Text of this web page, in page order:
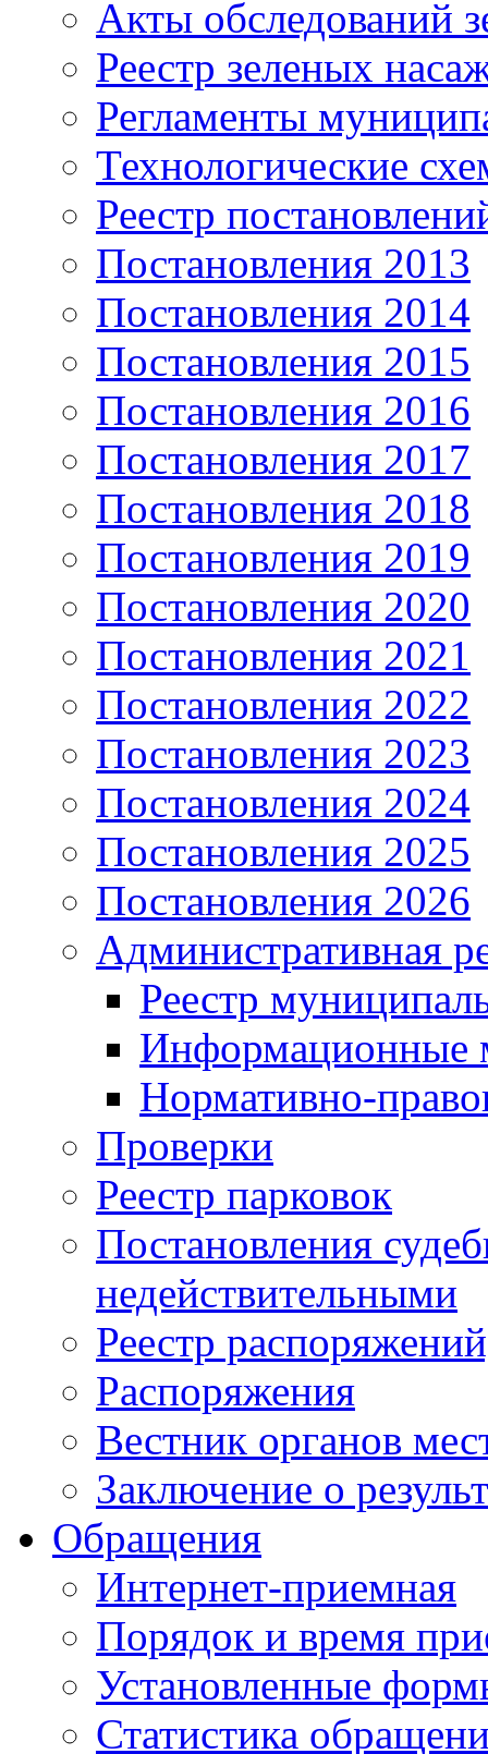
Акты обследований
Реестр зеленых
Регламенты
Технологические
Реестр
Постановления 2013
Постановления 2014
Постановления 2015
Постановления 2016
Постановления 2017
Постановления 2018
Постановления 2019
Постановления 2020
Постановления 2021
Постановления 2022
Постановления 2023
Постановления 2024
Постановления 2025
Постановления 2026
Административная
Реестр
Информационные
Нормативно-
Проверки
Реестр парковок
Постановления
недействительными
Реестр
Распоряжения
Вестник органов
Заключение о
Обращения
Интернет-приемная
Порядок и время
Установленные
Статистика